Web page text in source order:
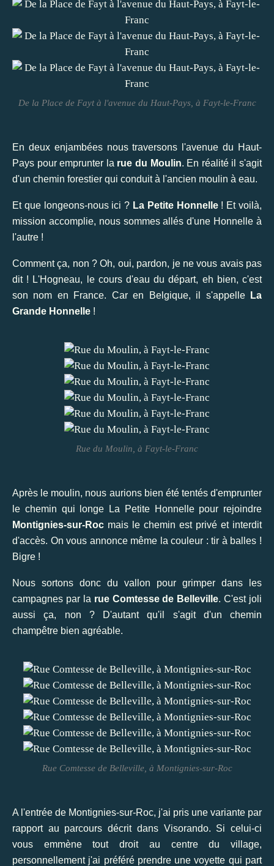
De la Place de Fayt à l'avenue du Haut-Pays, à Fayt-le-Franc
En deux enjambées nous traversons l'avenue du Haut-
Pays pour emprunter la rue du Moulin. En réalité il s'agit
d'un chemin forestier qui conduit à l'ancien moulin à eau.
Et que longeons-nous ici ? La Petite Honnelle! Et voilà,
mission accomplie, nous sommes allés d'une Honnelle à
l'autre !
Comment ça, non ? Oh, oui, pardon, je ne vous avais pas
dit ! L'Hogneau, le cours d'eau du départ, eh bien, c'est
son nom en France. Car en Belgique, il s'appelle
La
Grande Honnelle !
Rue du Moulin, à Fayt-le-Franc
Après le moulin, nous aurions bien été tentés d'emprunter
le chemin qui longe La Petite Honnelle pour rejoindre
Montignies-sur-Roc mais le chemin est privé et interdit
d'accès. On vous annonce même la couleur : tir à balles !
Bigre !
Nous sortons donc du vallon pour grimper dans les
campagnes par la rue Comtesse de Belleville. C'est joli
aussi ça, non ? D'autant qu'il s'agit d'un chemin
champêtre bien agréable.
Rue Comtesse de Belleville, à Montignies-sur-Roc
A l'entrée de Montignies-sur-Roc, j'ai pris une variante par
rapport au parcours décrit dans Visorando. Si celui-ci
vous emmène tout droit au centre du village,
personnellement j'ai préféré prendre une voyette qui part